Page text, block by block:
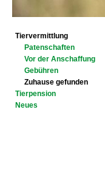
Tiervermittlung
Patenschaften
Vor der Anschaffung
Gebühren
Zuhause gefunden
Tierpension
Neues